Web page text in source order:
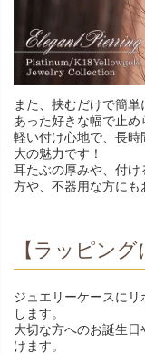
また、挟むだけで簡
あった好きな幅で止め
軽い付け心地で、長
大の魅力です！
耳たぶの厚みや、付
方や、不器用な方にも
【ラッピング
ジュエリーケースに
します。
大切な方へのお誕生
けます。